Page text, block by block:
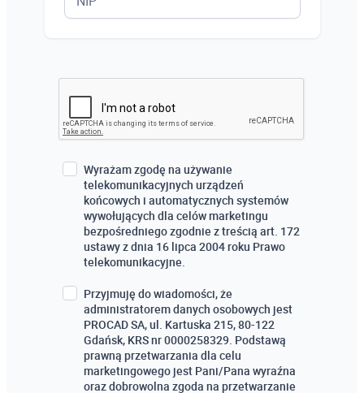
Wyrażam zgodę na używanie
telekomunikacyjnych urządzeń
końcowych i automatycznych systemów
wywołujących dla celów marketingu
bezpośredniego zgodnie z treścią art. 172
ustawy z dnia 16 lipca 2004 roku Prawo
telekomunikacyjne.
Przyjmuję do wiadomości, że
administratorem danych osobowych jest
PROCAD SA, ul. Kartuska 215, 80-122
Gdańsk, KRS nr 0000258329. Podstawą
prawną przetwarzania dla celu
marketingowego jest Pani/Pana wyraźna
oraz dobrowolna zgoda na przetwarzanie